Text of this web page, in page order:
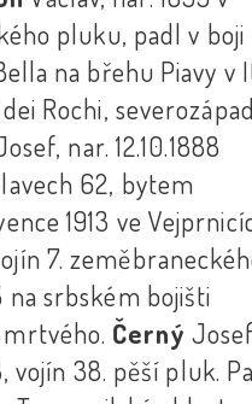
pluku, padl v boji
na břehu Piavy v
Rochi,
nar. 12.10.1888
62, bytem
1913 ve
7.
na srbském bojišti
Černý
vojín 38. pěší pluk.